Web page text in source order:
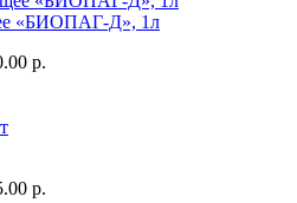
«БИОПАГ-Д», 1л
р.
р.